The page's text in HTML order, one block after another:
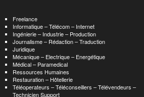
Freelance
Informatique – Télécom – Internet
Ingénierie – Industrie – Production
Journalisme – Rédaction – Traduction
Juridique
Mécanique – Electrique – Energétique
Médical – Paramedical
Ressources Humaines
Restauration – Hôtellerie
Téléoperateurs – Téléconseillers – Télévendeurs –
Technicien Support